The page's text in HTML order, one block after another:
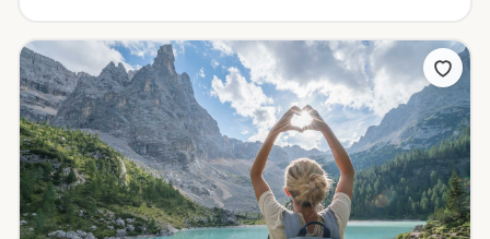
Am Wochenende geöffnet
Was darf der Eintritt kosten?
„Kostenlos" findet alle Ziele mit mindestens einem Gratis-Tarif.
Der Slider filtert auf den Erwachsenen-Preis.